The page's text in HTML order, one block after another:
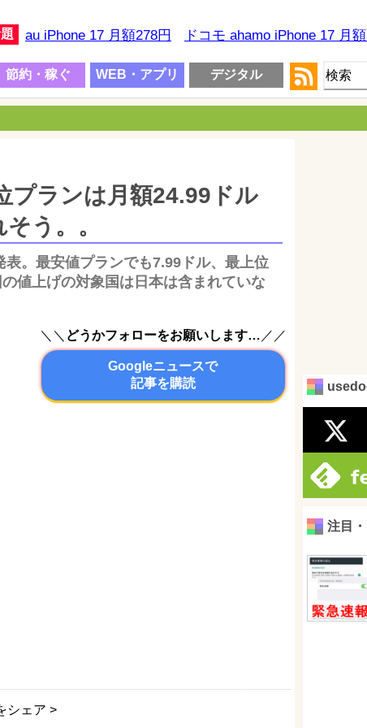
au iPhone 17 月額278円 ドコモ ahamo iPhone 17 月
節約・稼ぐ WEB・アプリ デジタル
ランは月額24.99ドル
う。。
。最安値プランでも7.99ドル、最上位
値上げの対象国は日本は含まれていな
＼＼ どうかフォローをお願いします… ／／
Googleニュースで
記事を購読
シェア >
注目